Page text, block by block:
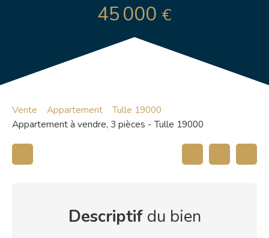
45 000 €
Vente Appartement
Tulle 19000
Appartement à vendre, 3 pièces - Tulle 19000
Descriptifdu bien